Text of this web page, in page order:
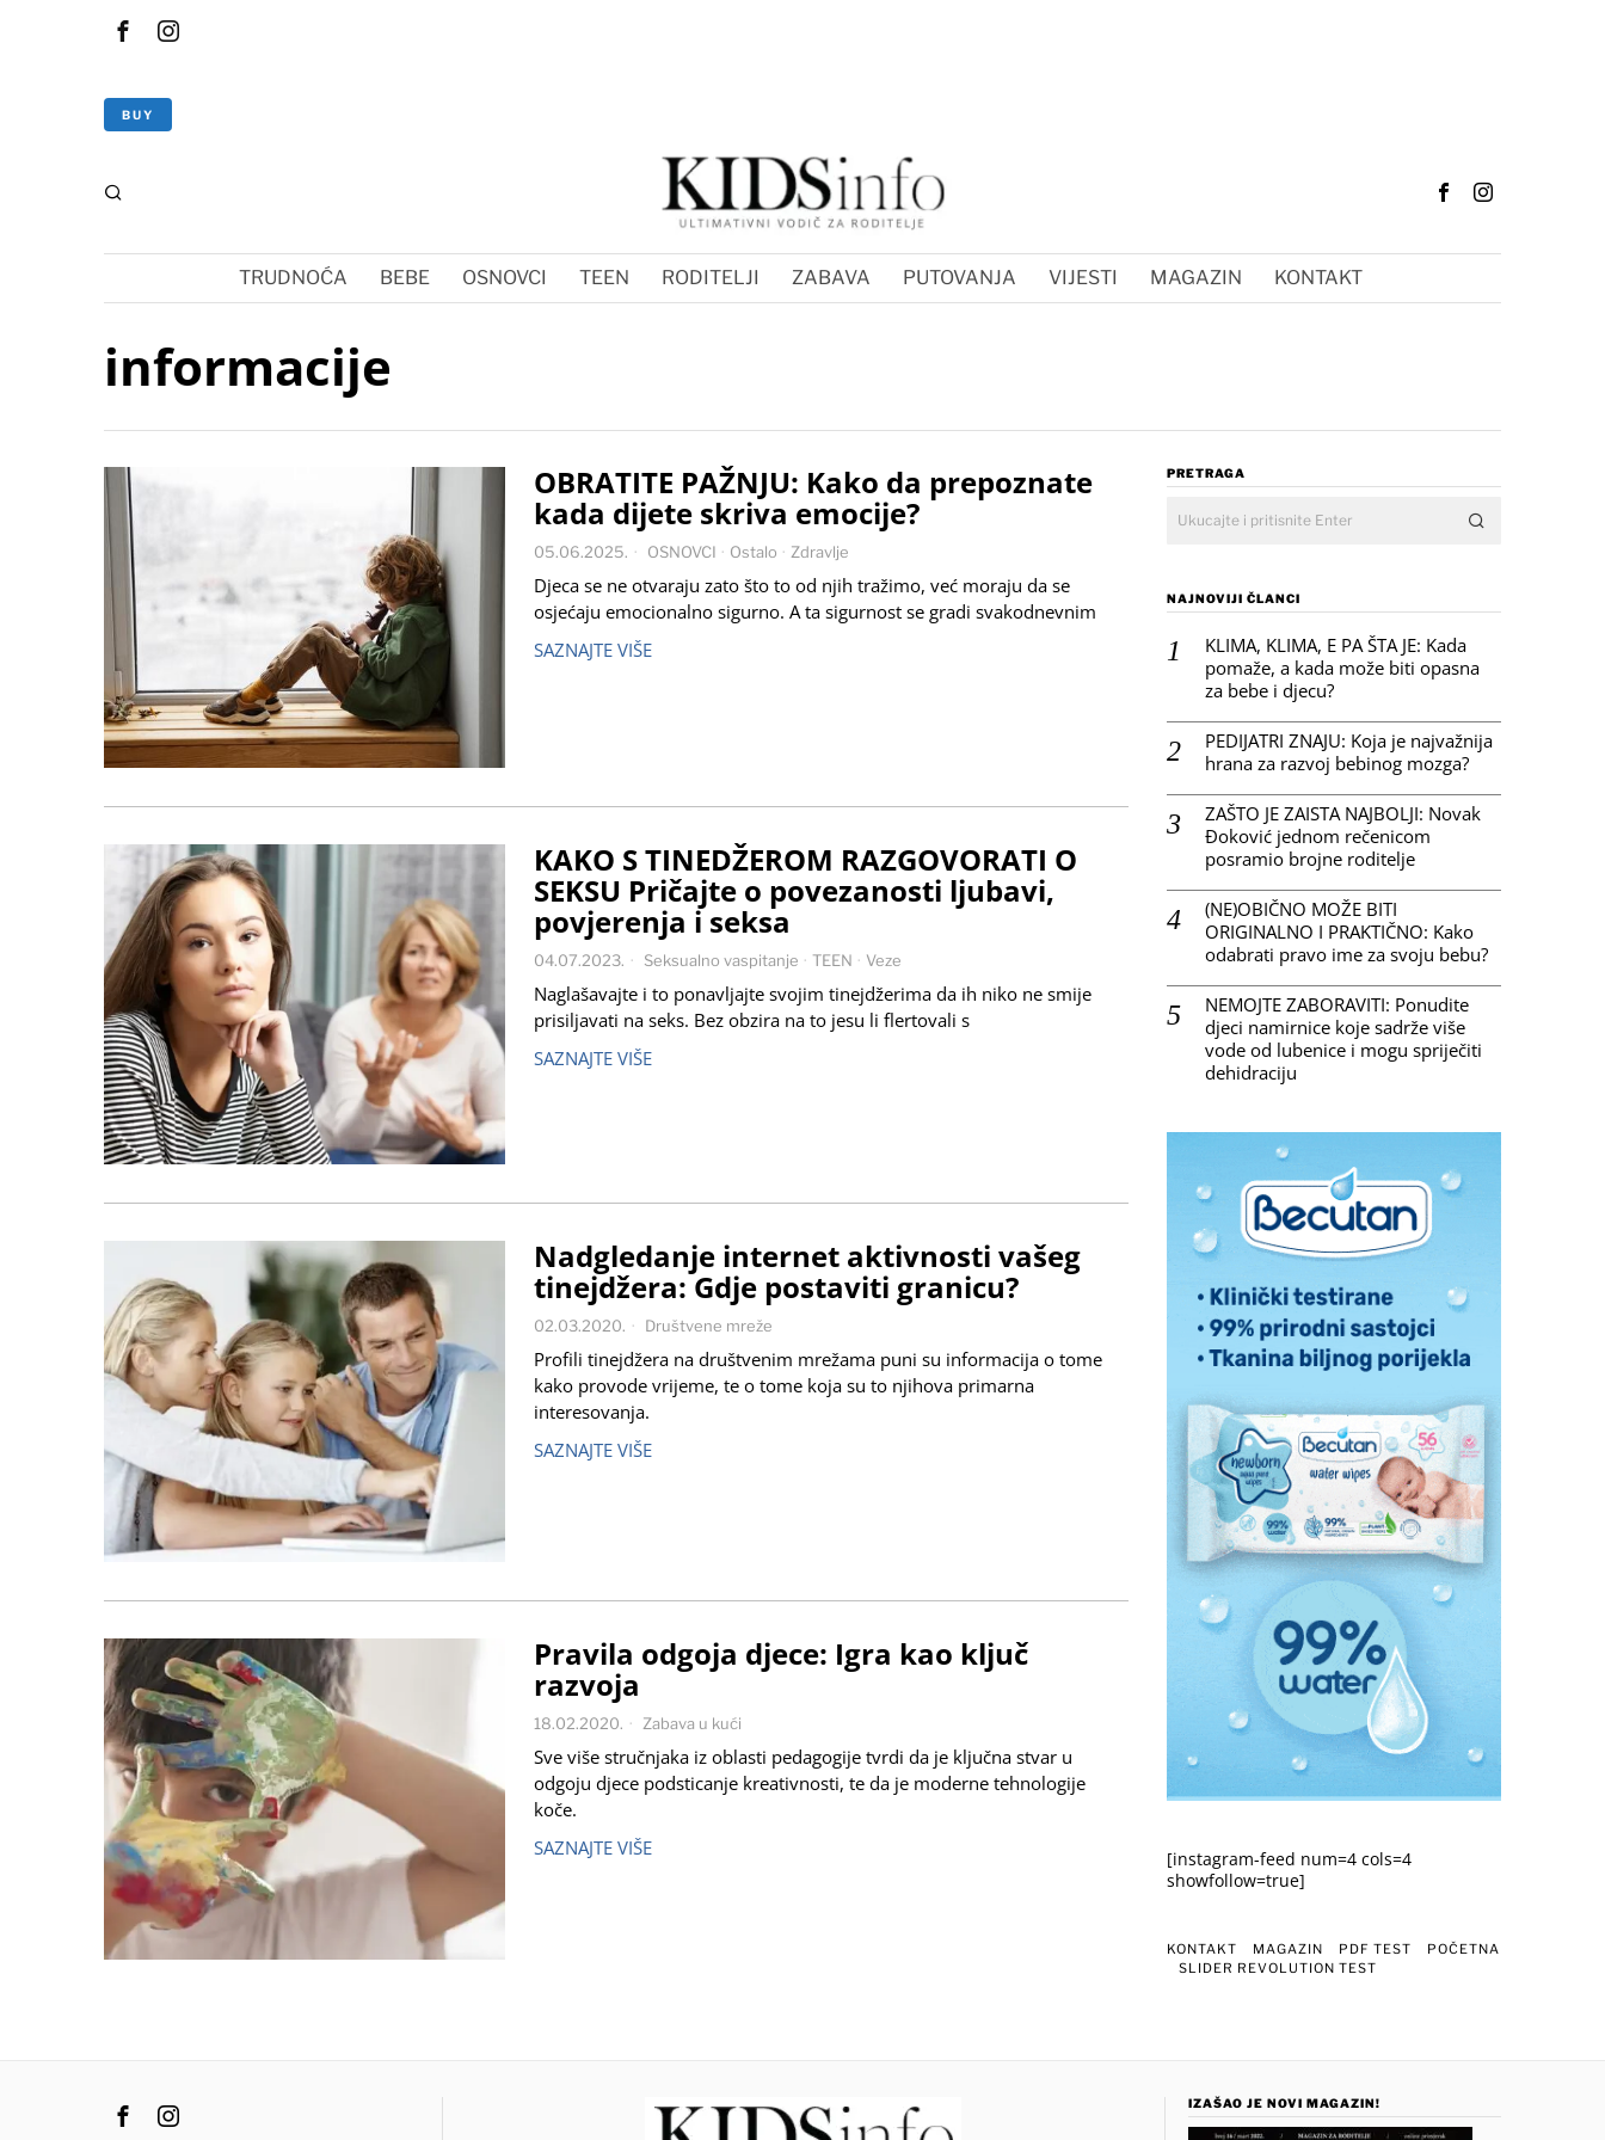
BUY
TRUDNOĆA BEBE OSNOVCI TEEN RODITELJI ZABAVA PUTOVANJA VIJESTI MAGAZIN KONTAKT
informacije
OBRATITE PAŽNJU: Kako da prepoznate
kada dijete skriva emocije?
05.06.2025. OSNOVCI · Ostalo · Zdravlje
Djeca se ne otvaraju zato što to od njih tražimo, već moraju da se
osjećaju emocionalno sigurno. A ta sigurnost se gradi svakodnevnim
SAZNAJTE VIŠE
KAKO S TINEDŽEROM RAZGOVORATI O
SEKSU Pričajte o povezanosti ljubavi,
povjerenja i seksa
04.07.2023. Seksualno vaspitanje · TEEN · Veze
Naglašavajte i to ponavljajte svojim tinejdžerima da ih niko ne smije
prisiljavati na seks. Bez obzira na to jesu li flertovali s
SAZNAJTE VIŠE
Nadgledanje internet aktivnosti vašeg
tinejdžera: Gdje postaviti granicu?
02.03.2020. Društvene mreže
Profili tinejdžera na društvenim mrežama puni su informacija o tome
kako provode vrijeme, te o tome koja su to njihova primarna
interesovanja.
SAZNAJTE VIŠE
Pravila odgoja djece: Igra kao ključ
razvoja
18.02.2020. Zabava u kući
Sve više stručnjaka iz oblasti pedagogije tvrdi da je ključna stvar u
odgoju djece podsticanje kreativnosti, te da je moderne tehnologije
koče.
SAZNAJTE VIŠE
PRETRAGA
NAJNOVIJI ČLANCI
KLIMA, KLIMA, E PA ŠTA JE: Kada
pomaže, a kada može biti opasna
za bebe i djecu?
PEDIJATRI ZNAJU: Koja je najvažnija
hrana za razvoj bebinog mozga?
ZAŠTO JE ZAISTA NAJBOLJI: Novak
Đoković jednom rečenicom
posramio brojne roditelje
(NE)OBIČNO MOŽE BITI
ORIGINALNO I PRAKTIČNO: Kako
odabrati pravo ime za svoju bebu?
NEMOJTE ZABORAVITI: Ponudite
djeci namirnice koje sadrže više
vode od lubenice i mogu spriječiti
dehidraciju
[instagram-feed num=4 cols=4
showfollow=true]
KONTAKT MAGAZIN PDF TEST
POČETNA
SLIDER REVOLUTION TEST
IZAŠAO JE NOVI MAGAZIN!